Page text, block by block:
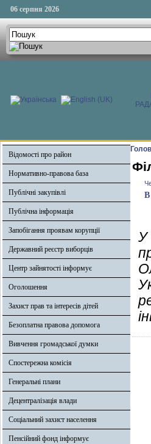
06 серпня 2026
Відомості про район
Нормативно-правова база
Публічні закупівлі
Публічна інформація
Запобігання проявам корупції
Державний реєстр виборців
Центр зайнятості інформує
Оголошення
Захист прав та інтересів дітей
Безоплатна правова допомога
Вивчення громадської думки
Спостережна комісія
Генеральні плани
Децентралізація влади
Соціальний захист населення
Пенсійний фонд інформує
В
У